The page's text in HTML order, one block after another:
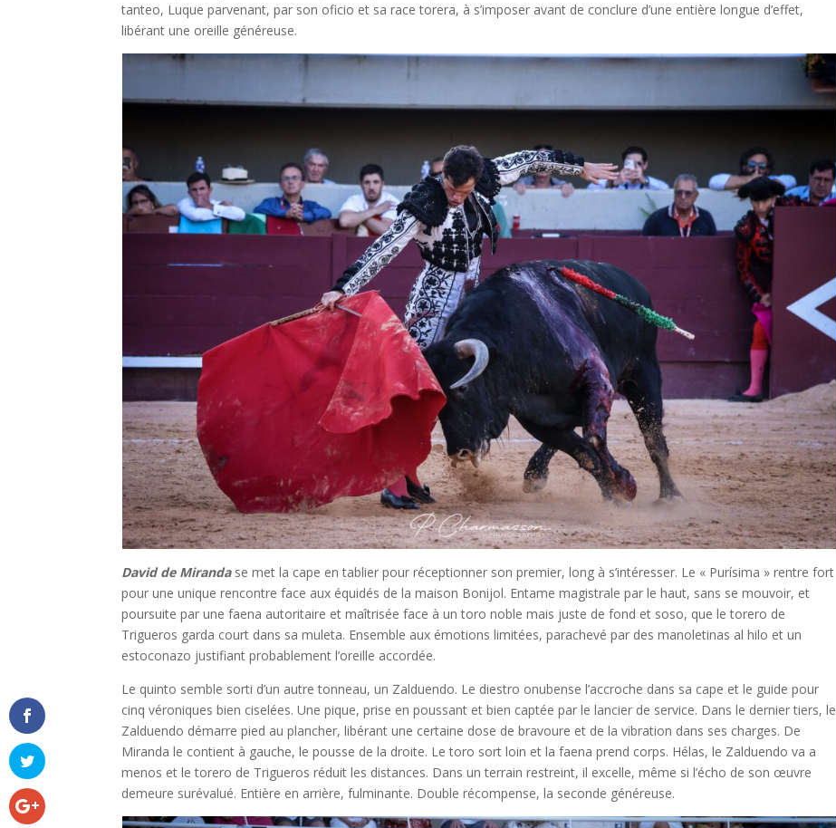
tanteo, Luque parvenant, par son oficio et sa race torera, à s’imposer avant de conclure d’une entière longue d’effet,
libérant une oreille généreuse.
David de Mirandase met la cape en tablier pour réceptionner son premier, long à s’intéresser. Le « Purísima » rentre fort
pour une unique rencontre face aux équidés de la maison Bonijol. Entame magistrale par le haut, sans se mouvoir, et
poursuite par une faena autoritaire et maîtrisée face à un toro noble mais juste de fond et soso, que le torero de
Trigueros garda court dans sa muleta. Ensemble aux émotions limitées, parachevé par des manoletinas al hilo et un
estoconazo justifiant probablement l’oreille accordée.
Le quinto semble sorti d’un autre tonneau, un Zalduendo. Le diestro onubense l’accroche dans sa cape et le guide pour
cinq véroniques bien ciselées. Une pique, prise en poussant et bien captée par le lancier de service. Dans le dernier tiers, le
Zalduendo démarre pied au plancher, libérant une certaine dose de bravoure et de la vibration dans ses charges. De
Miranda le contient à gauche, le pousse de la droite. Le toro sort loin et la faena prend corps. Hélas, le Zalduendo va a
menos et le torero de Trigueros réduit les distances. Dans un terrain restreint, il excelle, même si l’écho de son œuvre
demeure surévalué. Entière en arrière, fulminante. Double récompense, la seconde généreuse.